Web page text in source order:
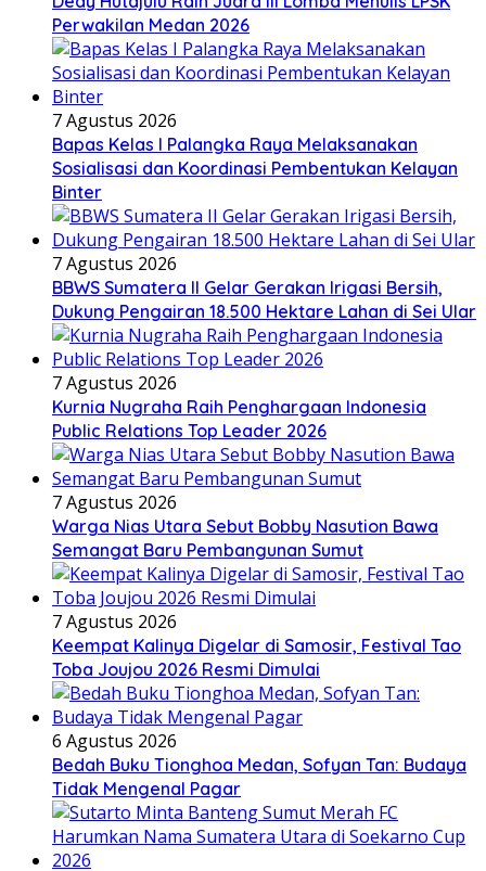
Perwakilan Medan 2026
7 Agustus 2026
Bapas Kelas I Palangka Raya Melaksanakan
Sosialisasi dan Koordinasi Pembentukan Kelayan
Binter
7 Agustus 2026
BBWS Sumatera II Gelar Gerakan Irigasi Bersih,
Dukung Pengairan 18.500 Hektare Lahan di Sei Ular
7 Agustus 2026
Kurnia Nugraha Raih Penghargaan Indonesia
Public Relations Top Leader 2026
7 Agustus 2026
Warga Nias Utara Sebut Bobby Nasution Bawa
Semangat Baru Pembangunan Sumut
7 Agustus 2026
Keempat Kalinya Digelar di Samosir, Festival Tao
Toba Joujou 2026 Resmi Dimulai
6 Agustus 2026
Bedah Buku Tionghoa Medan, Sofyan Tan: Budaya
Tidak Mengenal Pagar